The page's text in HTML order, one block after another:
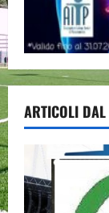
ARTICOLI DAL